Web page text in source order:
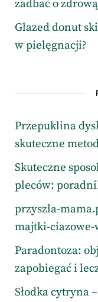
zadbać o
Glazed donut
w pielęgnacji?
Przepuklina
skuteczne
Skuteczne
pleców:
przyszla-
majtki-
Paradontoza:
zapobiegać i
Słodka cytryna